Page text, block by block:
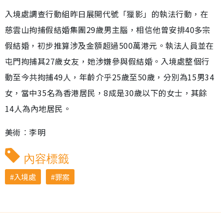
入境處調查行動組昨日展開代號「獵影」的執法行動，在
慈雲山拘捕假結婚集團29歲男主腦，相信他曾安排40多宗
假結婚，初步推算涉及金額超過500萬港元。執法人員並在
屯門拘捕其27歲女友，她涉嫌參與假結婚。入境處整個行
動至今共拘捕49人，年齡介乎25歲至50歲，分別為15男34
女，當中35名為香港居民，8成是30歲以下的女士，其餘
14人為內地居民。
美術︰李明
內容標籤
入境處 罪案